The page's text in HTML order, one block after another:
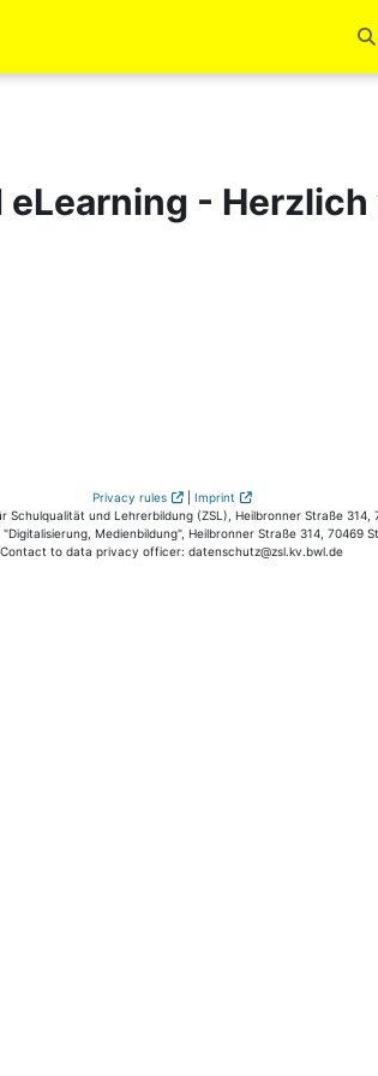
-
Privacy rules | Imprint
und Lehrerbildung (ZSL), Heilbronner Straße
Medienbildung", Heilbronner Straße 314, 70469
Contact to data privacy officer: datenschutz@zsl.kv.bwl.de